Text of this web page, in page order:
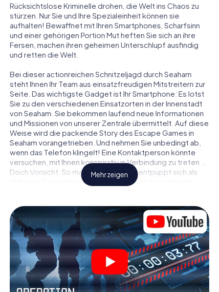
Rücksichtslose Kriminelle drohen, die Welt ins Chaos zu
stürzen. Nur Sie und Ihre Spezialeinheit können sie
aufhalten! Bewaffnet mit Ihren Smartphones, Scharfsinn
und einer gehörigen Portion Mut heften Sie sich an ihre
Fersen, machen ihren geheimen Unterschlupf ausfindig
und retten die Welt.
Bei dieser actionreichen Schnitzeljagd durch Seaham
steht Ihnen Ihr Team aus einsatzfreudigen Mitstreitern zur
Seite. Das wichtigste Gadget ist Ihr Smartphone: Es lotst
Sie zu den verschiedenen Einsatzorten in der Innenstadt
von Seaham. Sie bekommen laufend neue Informationen
und Missionen von unserer Zentrale übermittelt. Auf diese
Weise wird die packende Story des Escape Games in
Seaham vorangetrieben. Und nehmen Sie unbedingt ab,
wenn das Telefon klingelt! Eine Kontaktperson könnte
versuchen, mit Ihnen konspirativ in Verbindung zu treten …
Doch Vorsicht: So mancher Informant entpuppt sich als
dubioser Doppelagent und so manche Information als
Sie niemandem!
Anders als in einem klassischen Escape Room in Seaham
sind Sie also nicht in ein Zimmer eingesperrt, aus dem Sie
sich in einem vorgegebenen Zeitfenster befreien
müssen. Diese Smartphone Schnitzeljagd erklärt ganz
Seaham zu Ihrem persönlichen Spielfeld! Die technische
Voraussetzung für Ihr Agentenabenteuer in Seaham: Ein
Smartphone mit Zugang ins mobile Internet. Per Klick
Mehr zeigen